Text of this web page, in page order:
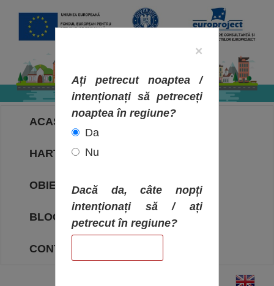
ACASA
HARTA OBIECTIVELOR
OBIECTIVE
BLOG
CONTACT
×
Ați petrecut noaptea /
intenționați să petreceți
noaptea în regiune?
Da
Nu
Dacă da, câte nopți
intenționați să / ați
petrecut în regiune?